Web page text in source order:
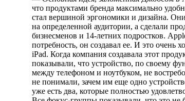
что продуктами бренда максимально
стал вершиной эргономики и дизайна.
на определенной аудитории, а сделали
бизнесменов и 14‑летних подростков.
потребность, он создавал ее. И это очень
iPad. Когда компания создавала этот
показывали, что устройство, по своему
между телефоном и ноутбуком, не
не понимали, зачем им еще одно
уже есть два, которые полностью